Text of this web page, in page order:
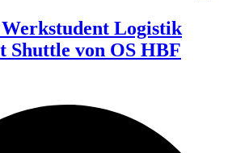
Logistik
Shuttle von OS HBF